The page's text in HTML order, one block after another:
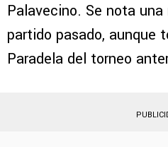
Palavecino. Se nota
partido pasado, aunque
Paradela del torneo